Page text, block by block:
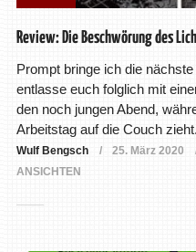
Review: Die Beschwörung des
Prompt bringe ich die
entlasse euch folglich mit
den noch jungen Abend,
Arbeitstag auf die Couch zieht.
Wulf Bengsch 25. März 2020
ANSICHTEN